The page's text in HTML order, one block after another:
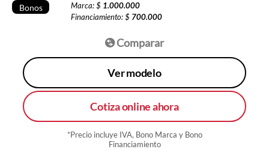
Bonos Marca: $ 1.000.000
Financiamiento: $ 700.000
Comparar
Ver modelo
Cotiza online ahora
*Precio incluye IVA, Bono Marca y Bono
Financiamiento